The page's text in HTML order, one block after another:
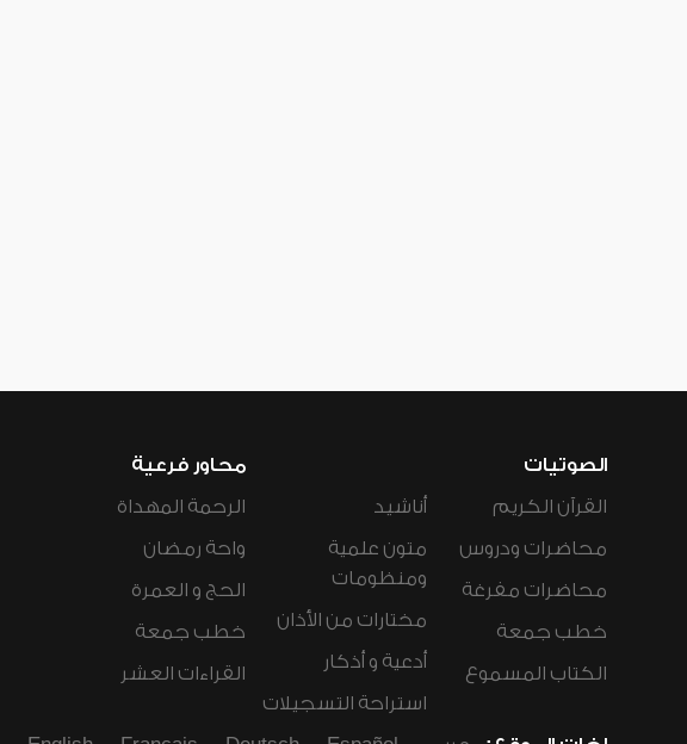
الصوتيات
القرآن الكريم
محاضرات ودروس
محاضرات مفرغة
خطب جمعة
الكتاب المسموع
أناشيد
متون علمية
ومنظومات
مختارات من الأذان
أدعية و أذكار
استراحة التسجيلات
محاور فرعية
الرحمة المهداة
واحة رمضان
الحج و العمرة
خطب جمعة
القراءات العشر